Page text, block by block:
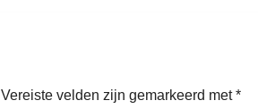
Vereiste velden zijn gemarkeerd met*